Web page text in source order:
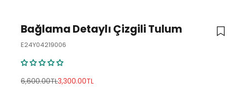
Bağlama Detaylı Çizgili Tulum
E24Y04219006
Normal fiyat
6,600.00TLİndirimli fiyat
3,300.00TL